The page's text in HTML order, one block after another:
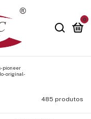
0
pioneer
original-
485 produtos